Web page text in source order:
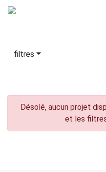
filtres
Désolé, aucun projet
et les